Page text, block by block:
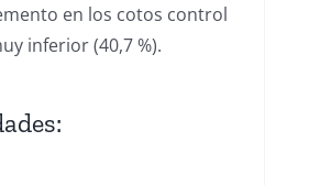
en los cotos control
inferior (40,7 %).